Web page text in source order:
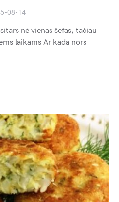
08-14
nė vienas šefas, tačiau
laikams Ar kada nors